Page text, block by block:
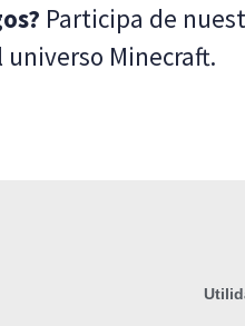
Participa de
Minecraft.